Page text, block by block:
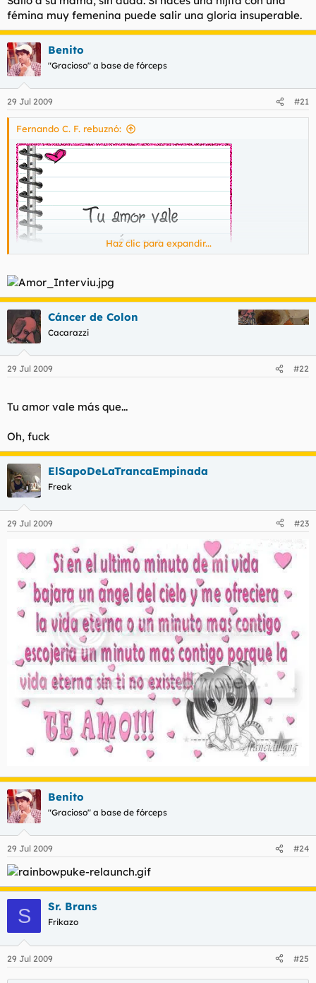
fémina muy femenina puede salir una gloria insuperable.
Benito
"Gracioso" a base de fórceps
29 Jul 2009 #21
Fernando C. F. rebuznó:
Haz clic para expandir...
Cáncer de Colon
Cacarazzi
29 Jul 2009 #22
Tu amor vale más que...
Oh, fuck
ElSapoDeLaTrancaEmpinada
Freak
29 Jul 2009 #23
Benito
"Gracioso" a base de fórceps
29 Jul 2009 #24
S Sr. Brans
Frikazo
29 Jul 2009 #25